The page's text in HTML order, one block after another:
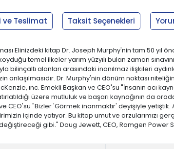
Teslimat Taksit Seçenekleri
Elinizdeki kitap Dr. Joseph Murphy'nin tam 50 yıl
temel ilkeler yarım yüzyılı bulan zaman
bilinçaltı alanları arasındaki inanılmaz ilişkileri
anlaşılmasıdır. Dr. Murphy'nin dönüm noktası
ınc. Emekli Başkan ve CEO'su "İnsanın acı
üzere mutluluk ve başarı kaynağının
CEO'su "Bizler 'Görmek inanmaktır' deyişiyle
içinde yatıyor. Bu kitap umut ve arzularımızı
gibi." Doug Jewett, CEO, Ramgen Power